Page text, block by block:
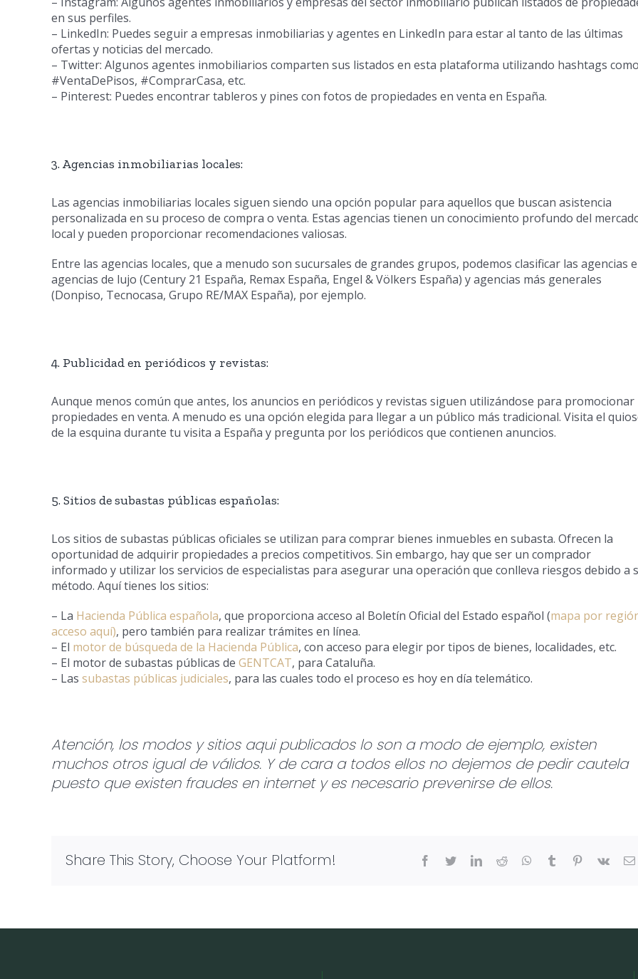
en sus perfiles.
– LinkedIn: Puedes seguir a empresas inmobiliarias y agentes en LinkedIn para estar al tanto de las últimas
ofertas y noticias del mercado.
– Twitter: Algunos agentes inmobiliarios comparten sus listados en esta plataforma utilizando hashtags como
#VentaDePisos, #ComprarCasa, etc.
– Pinterest: Puedes encontrar tableros y pines con fotos de propiedades en venta en España.
3. Agencias inmobiliarias locales:
Las agencias inmobiliarias locales siguen siendo una opción popular para aquellos que buscan asistencia
personalizada en su proceso de compra o venta. Estas agencias tienen un conocimiento profundo del
local y pueden proporcionar recomendaciones valiosas.
Entre las agencias locales, que a menudo son sucursales de grandes grupos, podemos clasificar las agencias
agencias de lujo (Century 21 España, Remax España, Engel & Völkers España) y agencias más generales
(Donpiso, Tecnocasa, Grupo RE/MAX España), por ejemplo.
4. Publicidad en periódicos y revistas:
Aunque menos común que antes, los anuncios en periódicos y revistas siguen utilizándose para promocionar
propiedades en venta. A menudo es una opción elegida para llegar a un público más tradicional. Visita el
de la esquina durante tu visita a España y pregunta por los periódicos que contienen anuncios.
5. Sitios de subastas públicas españolas:
Los sitios de subastas públicas oficiales se utilizan para comprar bienes inmuebles en subasta. Ofrecen la
oportunidad de adquirir propiedades a precios competitivos. Sin embargo, hay que ser un comprador
informado y utilizar los servicios de especialistas para asegurar una operación que conlleva riesgos debido a
método. Aquí tienes los sitios:
– La Hacienda Pública española, que proporciona acceso al Boletín Oficial del Estado español (mapa por
acceso aquí), pero también para realizar trámites en línea.
– El motor de búsqueda de la Hacienda Pública, con acceso para elegir por tipos de bienes, localidades, etc.
– El motor de subastas públicas de GENTCAT, para Cataluña.
– Las subastas públicas judiciales, para las cuales todo el proceso es hoy en día telemático.
Atención, los modos y sitios aqui publicados lo son a modo de ejemplo, existen
muchos otros igual de válidos. Y de cara a todos ellos no dejemos de pedir cautela
puesto que existen fraudes en internet y es necesario prevenirse de ellos.
Share This Story, Choose Your Platform! facebook
twitterlinkedinreddit whatsapptumblr pinterest
vk